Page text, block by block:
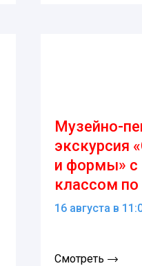
Музейно-
экскурсия
и формы» с
классом по
16 августа в
Смотреть